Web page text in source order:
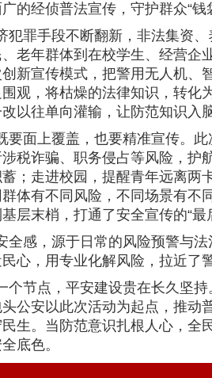
的经侦普法宣传，守护群众“钱
犯罪手段不断翻新，非法集资
老年群体到在校学生、经营企
新宣传模式，把警用无人机、
观，将枯燥的法律知识，转化
以往单向灌输，让防范知识入
要面上覆盖，也要精准宣传。
税诈骗、职务侵占等风险，护
；走进校园，提醒青年远离两
体有不同风险，不同场景有不
层末梢，打通了安全宣传的“最
全感，源于日常的风险预警与
心，用专业化解风险，拉近了
个节点，平安建设贵在长久坚
公安以此次活动为起点，推动
生。当防范意识扎根人心，全
底色。